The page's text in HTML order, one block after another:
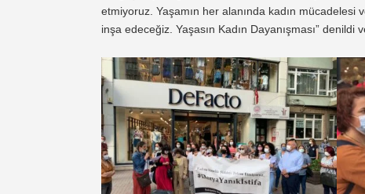
etmiyoruz. Yaşamın her alanında kadın
inşa edeceğiz. Yaşasın Kadın Dayanışması” denildi